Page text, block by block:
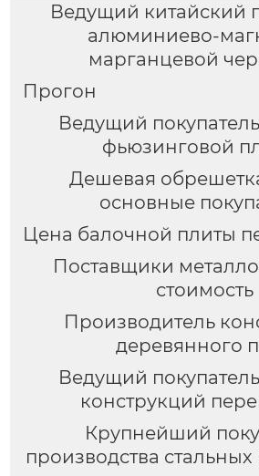
Ведущий китайский
алюминиево-
марганцевой
Прогон
Ведущий
фьюзинговой
Дешевая
основные
Цена балочной плиты
Поставщики
стоимость
Производитель
деревянного
Ведущий
конструкций
Крупнейший
производства